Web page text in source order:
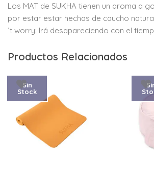
Los MAT de SUKHA tienen un aroma a
por estar estar hechas de caucho
´t worry: Irá desapareciendo con el
Productos Relacionados
Sin
Stock